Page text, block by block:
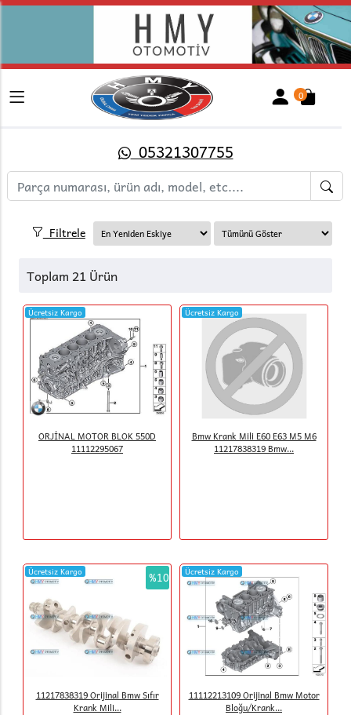
0
05321307755
Filtrele
Toplam 21 Ürün
Ücretsiz Kargo
ORJİNAL MOTOR BLOK 550D
11112295067
Ücretsiz Kargo
Bmw Krank Mili E60 E63 M5 M6
11217838319 Bmw...
Ücretsiz Kargo %10
11217838319 Orijinal Bmw Sıfır
Krank Mili...
Ücretsiz Kargo
11112213109 Orijinal Bmw Motor
Bloğu/Krank...